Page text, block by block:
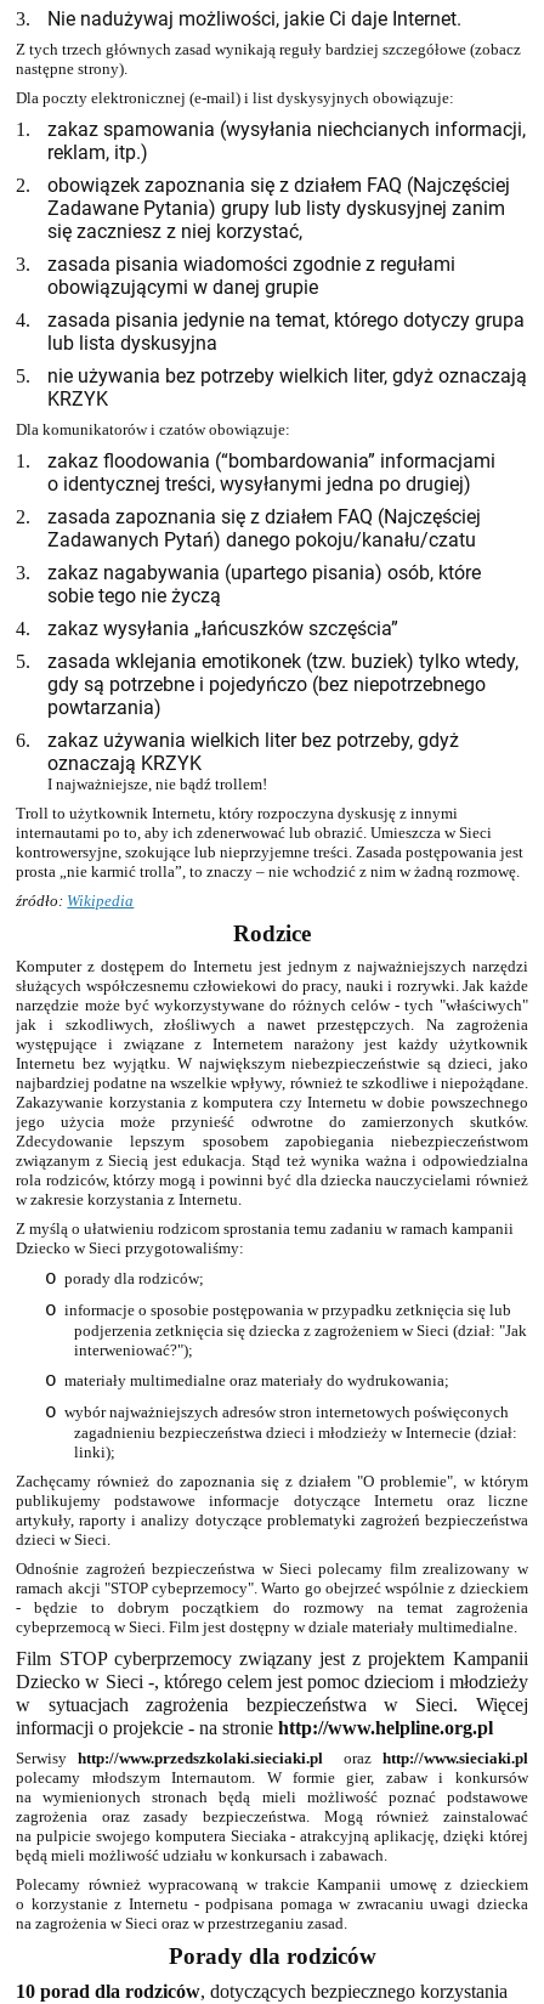
3. Nie nadużywaj możliwości, jakie Ci daje Internet.
Z tych trzech głównych zasad wynikają reguły bardziej szczegółowe (zobacz
następne strony).
Dla poczty elektronicznej (e-mail) i list dyskysyjnych obowiązuje:
1.
zakaz spamowania (wysyłania niechcianych informacji,
reklam, itp.)
2.
obowiązek zapoznania się z działem FAQ (Najczęściej
Zadawane Pytania) grupy lub listy dyskusyjnej zanim
się zaczniesz z niej korzystać,
3.
zasada pisania wiadomości zgodnie z regułami
obowiązującymi w danej grupie
4.
zasada pisania jedynie na temat, którego dotyczy grupa
lub lista dyskusyjna
5.
nie używania bez potrzeby wielkich liter, gdyż oznaczają
KRZYK
Dla komunikatorów i czatów obowiązuje:
1.
zakaz floodowania (“bombardowania” informacjami
o identycznej treści, wysyłanymi jedna po drugiej)
2.
zasada zapoznania się z działem FAQ (Najczęściej
Zadawanych Pytań) danego pokoju/kanału/czatu
3.
zakaz nagabywania (upartego pisania) osób, które
sobie tego nie życzą
4. zakaz wysyłania „łańcuszków szczęścia”
5.
zasada wklejania emotikonek (tzw. buziek) tylko wtedy,
gdy są potrzebne i pojedyńczo (bez niepotrzebnego
powtarzania)
6.
zakaz używania wielkich liter bez potrzeby, gdyż
oznaczają KRZYK
I najważniejsze, nie bądź trollem!
Troll to użytkownik Internetu, który rozpoczyna dyskusję z innymi
internautami po to, aby ich zdenerwować lub obrazić. Umieszcza w Sieci
kontrowersyjne, szokujące lub nieprzyjemne treści. Zasada postępowania jest
prosta „nie karmić trolla”, to znaczy – nie wchodzić z nim w żadną rozmowę.
źródło: Wikipedia
Rodzice
Komputer z dostępem do Internetu jest jednym z najważniejszych narzędzi
służących współczesnemu człowiekowi do pracy, nauki i rozrywki. Jak każde
narzędzie może być wykorzystywane do różnych celów - tych "właściwych"
jak i szkodliwych, złośliwych a nawet przestępczych. Na zagrożenia
występujące i związane z Internetem narażony jest każdy użytkownik
Internetu bez wyjątku. W największym niebezpieczeństwie są dzieci, jako
najbardziej podatne na wszelkie wpływy, również te szkodliwe i niepożądane.
Zakazywanie korzystania z komputera czy Internetu w dobie powszechnego
jego użycia może przynieść odwrotne do zamierzonych skutków.
Zdecydowanie lepszym sposobem zapobiegania niebezpieczeństwom
związanym z Siecią jest edukacja. Stąd też wynika ważna i odpowiedzialna
rola rodziców, którzy mogą i powinni być dla dziecka nauczycielami również
w zakresie korzystania z Internetu.
Z myślą o ułatwieniu rodzicom sprostania temu zadaniu w ramach kampanii
Dziecko w Sieci przygotowaliśmy:
o porady dla rodziców;
o informacje o sposobie postępowania w przypadku zetknięcia się lub
podjerzenia zetknięcia się dziecka z zagrożeniem w Sieci (dział: "Jak
interweniować?");
o materiały multimedialne oraz materiały do wydrukowania;
o wybór najważniejszych adresów stron internetowych poświęconych
zagadnieniu bezpieczeństwa dzieci i młodzieży w Internecie (dział:
linki);
Zachęcamy również do zapoznania się z działem "O problemie", w którym
publikujemy podstawowe informacje dotyczące Internetu oraz liczne
artykuły, raporty i analizy dotyczące problematyki zagrożeń bezpieczeństwa
dzieci w Sieci.
Odnośnie zagrożeń bezpieczeństwa w Sieci polecamy film zrealizowany w
ramach akcji "STOP cybeprzemocy". Warto go obejrzeć wspólnie z dzieckiem
- będzie to dobrym początkiem do rozmowy na temat zagrożenia
cybeprzemocą w Sieci. Film jest dostępny w dziale materiały multimedialne.
Film STOP cyberprzemocy związany jest z projektem Kampanii
Dziecko w Sieci -, którego celem jest pomoc dzieciom i młodzieży
w sytuacjach zagrożenia bezpieczeństwa w Sieci. Więcej
informacji o projekcie - na stroniehttp://www.helpline.org.pl
Serwisy http://www.przedszkolaki.sieciaki.pl oraz http://www.sieciaki.pl
polecamy młodszym Internautom. W formie gier, zabaw i konkursów
na wymienionych stronach będą mieli możliwość poznać podstawowe
zagrożenia oraz zasady bezpieczeństwa. Mogą również zainstalować
na pulpicie swojego komputera Sieciaka - atrakcyjną aplikację, dzięki której
będą mieli możliwość udziału w konkursach i zabawach.
Polecamy również wypracowaną w trakcie Kampanii umowę z dzieckiem
o korzystanie z Internetu - podpisana pomaga w zwracaniu uwagi dziecka
na zagrożenia w Sieci oraz w przestrzeganiu zasad.
Porady dla rodziców
10 porad dla rodziców, dotyczących bezpiecznego korzystania